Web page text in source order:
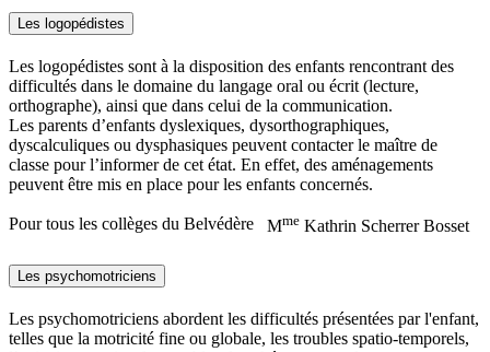
Les logopédistes
Les logopédistes sont à la disposition des enfants rencontrant des
difficultés dans le domaine du langage oral ou écrit (lecture,
orthographe), ainsi que dans celui de la communication.
Les parents d’enfants dyslexiques, dysorthographiques,
dyscalculiques ou dysphasiques peuvent contacter le maître de
classe pour l’informer de cet état. En effet, des aménagements
peuvent être mis en place pour les enfants concernés.
Pour tous les collèges du Belvédère Mme Kathrin Scherrer Bosset
Les psychomotriciens
Les psychomotriciens abordent les difficultés présentées par l'enfant,
telles que la motricité fine ou globale, les troubles spatio-temporels,